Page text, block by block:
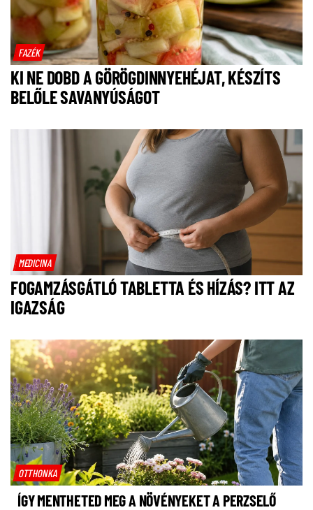
FAZÉK
KI NE DOBD A GÖRÖGDINNYEHÉJAT, KÉSZÍTS
BELŐLE SAVANYÚSÁGOT
MEDICINA
FOGAMZÁSGÁTLÓ TABLETTA ÉS HÍZÁS? ITT AZ
IGAZSÁG
OTTHONKA
ÍGY MENTHETED MEG A NÖVÉNYEKET A PERZSELŐ